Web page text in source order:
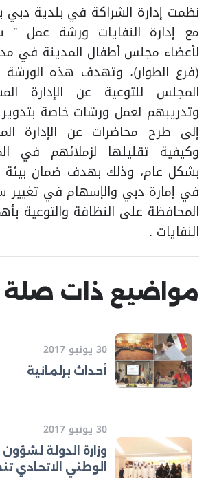
نظمت إدارة الشراكة في بلدية دبي
مع إدارة النفايات ورشة عمل ”
لأعضاء مجلس أطفال المدينة في
(فرع الطوار)، وتهدف هذه الورشة
المجلس للتوعية عن الإدارة
وتدريبهم لعمل ورشات خاصة بتدوير
إلى طرح محاضرات عن الإدارة
وكيفية تقليلها لزملائهم في
بشكل عام، وذلك بهدف ضمان بيئة
في إمارة دبي والإسهام في تغيير
المحافظة على النظافة والتوعية
النفايات .​
مواضيع ذات صلة
30 يونيو 2017
أحداث برلمانية
30 يونيو 2017
وزارة الدولة
الوطني الاتحادي